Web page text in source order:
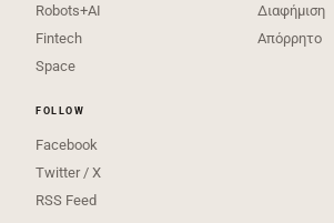
Robots+AI
Fintech
Space
Διαφήμιση
Απόρρητο
FOLLOW
Facebook
Twitter / X
RSS Feed